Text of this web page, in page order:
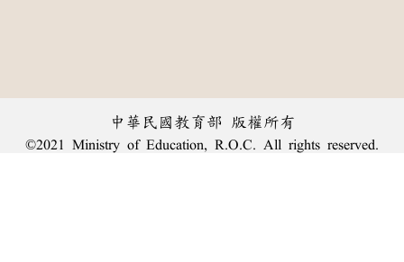
中華民國教育部 版權所有
©2021 Ministry of Education, R.O.C. All rights reserved.